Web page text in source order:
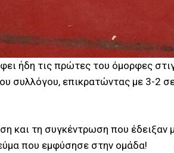
ήδη τις πρώτες του όμορφες
συλλόγου, επικρατώντας με 3-2
και τη συγκέντρωση που έδειξαν
που εμφύσησε στην ομάδα!